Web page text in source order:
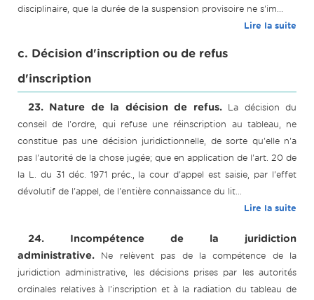
disciplinaire, que la durée de la suspension provisoire ne s'im...
Lire la suite
c. Décision d'inscription ou de refus
d'inscription
23. Nature de la décision de refus.
La décision du
conseil de l'ordre, qui refuse une réinscription au tableau, ne
constitue pas une décision juridictionnelle, de sorte qu'elle n'a
pas l'autorité de la chose jugée; que en application de l'art. 20 de
la L. du 31 déc. 1971 préc., la cour d'appel est saisie, par l'effet
dévolutif de l'appel, de l'entière connaissance du lit...
Lire la suite
24. Incompétence de la juridiction
administrative.
Ne relèvent pas de la compétence de la
juridiction administrative, les décisions prises par les autorités
ordinales relatives à l'inscription et à la radiation du tableau de